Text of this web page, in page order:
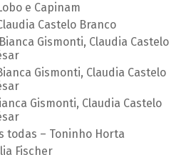
e Capinam
Castelo Branco
Gismonti, Claudia Castelo
Gismonti, Claudia Castelo
Gismonti, Claudia Castelo
todas – Toninho Horta
Fischer